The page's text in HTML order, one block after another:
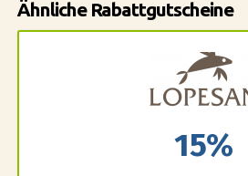
Ähnliche Rabattgutscheine
15%